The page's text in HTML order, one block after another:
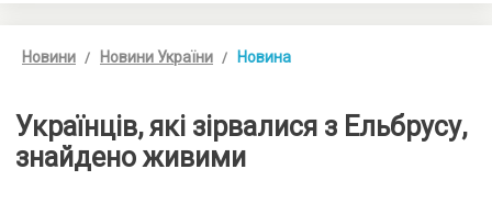
Новини Новини України Новина
Українців, які зірвалися з Ельбрусу,
знайдено живими